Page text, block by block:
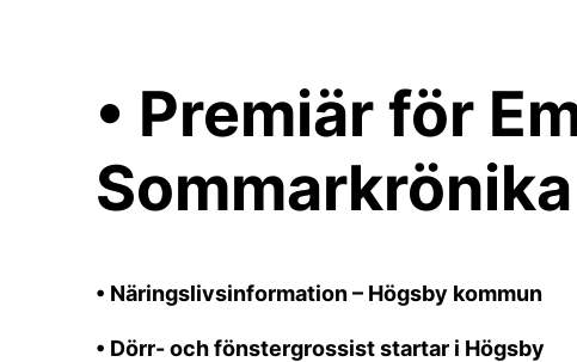
• Premiär för
Sommarkrönika
• Näringslivsinformation – Högsby kommun
• Dörr- och fönstergrossist startar i Högsby